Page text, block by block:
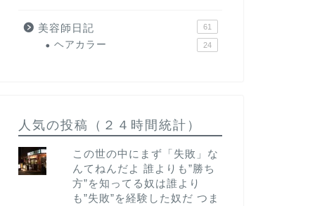
美容師日記 61
ヘアカラー 24
人気の投稿（２４時間統計）
この世の中にまず「失敗」な
んてねんだよ 誰よりも”勝ち
方”を知ってる奴は誰より
も”失敗”を経験した奴だ つま